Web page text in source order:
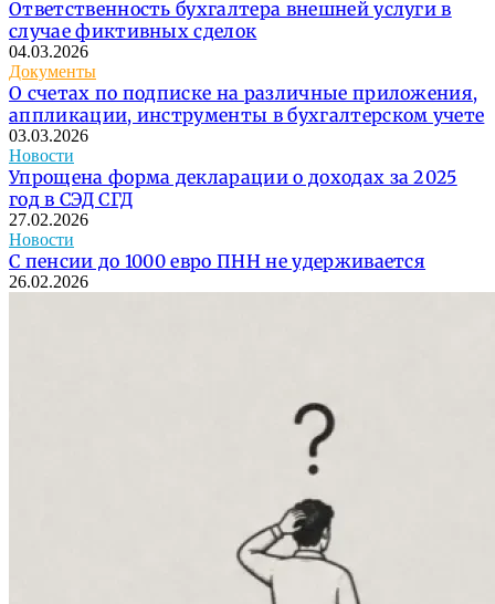
Ответственность бухгалтера внешней услуги в
случае фиктивных сделок
04.03.2026
Документы
О счетах по подписке на различные приложения,
аппликации, инструменты в бухгалтерском учете
03.03.2026
Новости
Упрощена форма декларации о доходах за 2025
год в СЭД СГД
27.02.2026
Новости
С пенсии до 1000 евро ПНН не удерживается
26.02.2026